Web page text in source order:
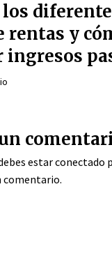
los
rentas y
ingresos
estarconectado
comentario.